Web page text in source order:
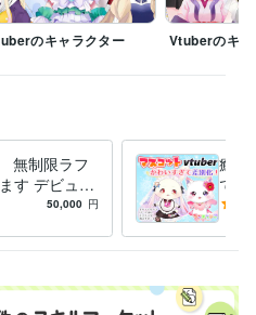
制作　SNSアイコン　漫画
Live2D
のキャラクター Vtuberのキャ
無制限ラフ
す デビュー
！著作権込
50,000 円
癒し
でフ
メの